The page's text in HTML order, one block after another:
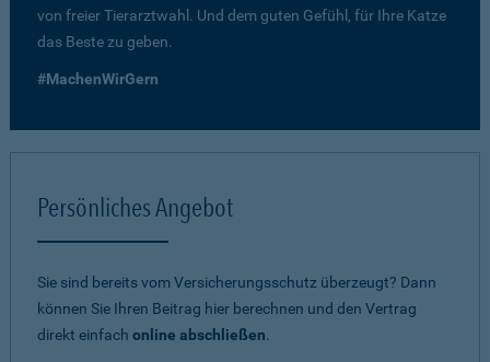
von freier Tierarztwahl. Und dem guten Gefühl, für Ihre Katze
das Beste zu geben.
#MachenWirGern
Persönliches Angebot
Sie sind bereits vom Versicherungsschutz überzeugt? Dann
können Sie Ihren Beitrag hier berechnen und den Vertrag
direkt einfach online abschließen.